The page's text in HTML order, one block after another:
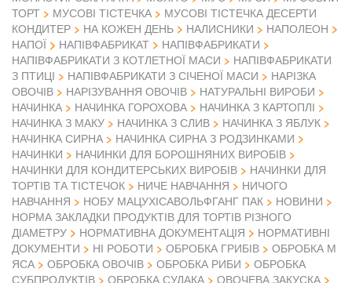
ТОРТ
МУСОВІ ТІСТЕЧКА
МУСОВІ ТІСТЕЧКА ДЕСЕРТИ
КОНДИТЕР
НА КОЖЕН ДЕНЬ НАЛИСНИКИ
НАПОЛЕОН
НАПОЇ
НАПІВФАБРИКАТ
НАПІВФАБРИКАТИ
НАПІВФАБРИКАТИ З КОТЛЕТНОЇ МАСИ
НАПІВФАБРИКАТИ
З ПТИЦІ
НАПІВФАБРИКАТИ З СІЧЕНОЇ МАСИ
НАРІЗКА
ОВОЧІВ
НАРІЗУВАННЯ ОВОЧІВ
НАТУРАЛЬНІ ВИРОБИ
НАЧИНКА
НАЧИНКА ГОРОХОВА
НАЧИНКА З КАРТОПЛІ
НАЧИНКА З МАКУ
НАЧИНКА З СЛИВ
НАЧИНКА З ЯБЛУК
НАЧИНКА СИРНА
НАЧИНКА СИРНА З РОДЗИНКАМИ
НАЧИНКИ
НАЧИНКИ ДЛЯ БОРОШНЯНИХ ВИРОБІВ
НАЧИНКИ ДЛЯ КОНДИТЕРСЬКИХ ВИРОБІВ
НАЧИНКИ ДЛЯ
ТОРТІВ ТА ТІСТЕЧОК
НИЧЕ НАВЧАННЯ
НИЧОГО
НАВЧАННЯ
НОБУ МАЦУХІСАВОЛЬФГАНГ ПАК
НОВИНИ
НОРМА ЗАКЛАДКИ ПРОДУКТІВ ДЛЯ ТОРТІВ РІЗНОГО
ДІАМЕТРУ
НОРМАТИВНА ДОКУМЕНТАЦІЯ
НОРМАТИВНІ
ДОКУМЕНТИ
НІ РОБОТИ ОБРОБКА ГРИБІВ
ОБРОБКА М
ЯСА
ОБРОБКА ОВОЧІВ ОБРОБКА РИБИ
ОБРОБКА
СУБПРОДУКТІВ
ОБРОБКА СУДАКА
ОВОЧЕВА ЗАКУСКА